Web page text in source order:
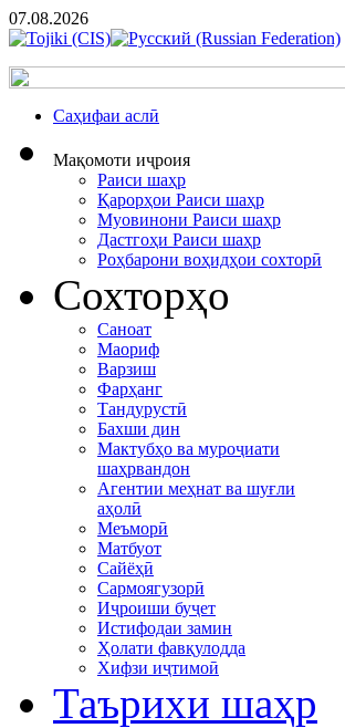
07.08.2026
Cаҳифаи аслӣ
Мақомоти иҷроия
Раиси шаҳр
Қарорҳои Раиси шаҳр
Муовинони Раиси шаҳр
Дастгоҳи Раиси шаҳр
Роҳбарони воҳидҳои сохторӣ
Сохторҳо
Саноат
Маориф
Варзиш
Фарҳанг
Тандурустӣ
Бахши дин
Мактубҳо ва муроҷиати
шаҳрвандон
Агентии меҳнат ва шуғли
аҳолӣ
Меъморӣ
Матбуот
Сайёҳӣ
Сармоягузорӣ
Иҷроиши буҷет
Истифодаи замин
Ҳолати фавқулодда
Хифзи иҷтимоӣ
Таърихи шаҳр